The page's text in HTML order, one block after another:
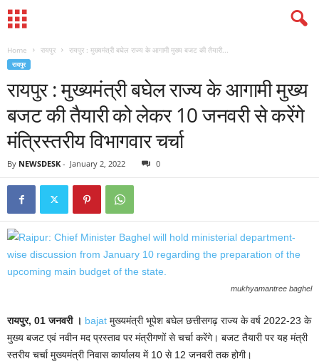
Home रायपुर रायपुर : मुख्यमंत्री बघेल राज्य के आगामी मुख्य बजट की तैयारी...
रायपुर
रायपुर : मुख्यमंत्री बघेल राज्य के आगामी मुख्य
बजट की तैयारी को लेकर 10 जनवरी से करेंगे
मंत्रिस्तरीय विभागवार चर्चा
By NEWSDESK - January 2, 2022 0
mukhyamantree baghel
रायपुर, 01 जनवरी । bajat मुख्यमंत्री भूपेश बघेल छत्तीसगढ़ राज्य के वर्ष 2022-23 के
मुख्य बजट एवं नवीन मद प्रस्ताव पर मंत्रीगणों से चर्चा करेंगे। बजट तैयारी पर यह मंत्री
स्तरीय चर्चा मुख्यमंत्री निवास कार्यालय में 10 से 12 जनवरी तक होगी।